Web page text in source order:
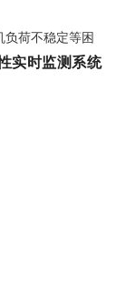
荷不稳定等困
实时监测系统